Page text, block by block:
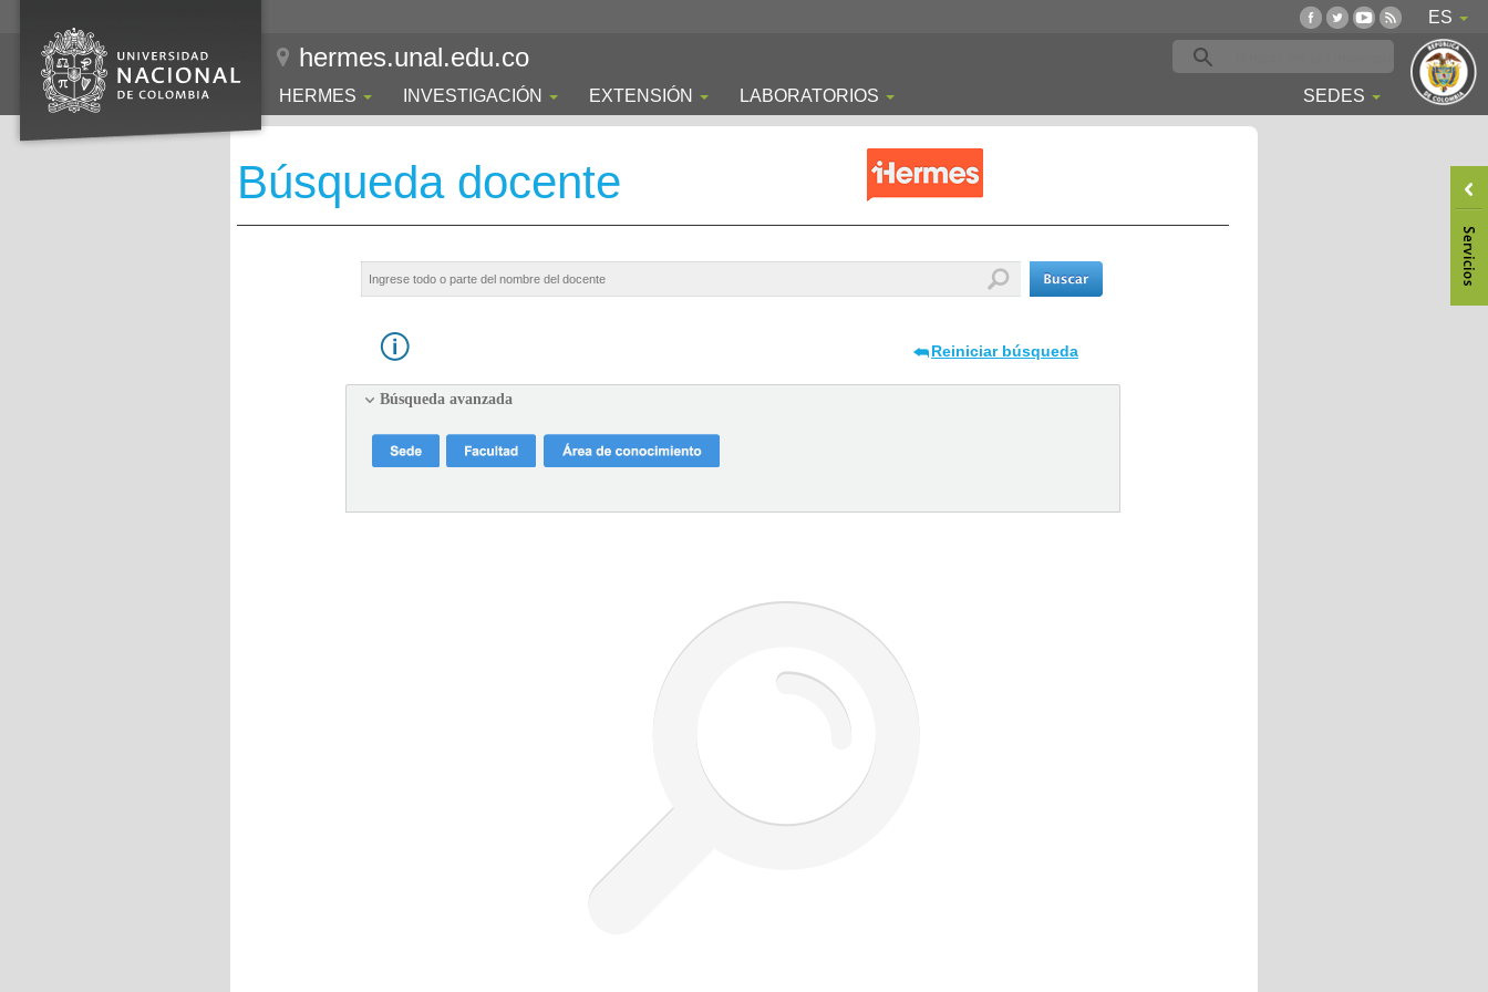
ES
hermes.unal.edu.co
HERMES INVESTIGACIÓN EXTENSIÓN LABORATORIOS SEDES
Búsqueda docente
Reiniciar búsqueda
Búsqueda avanzada